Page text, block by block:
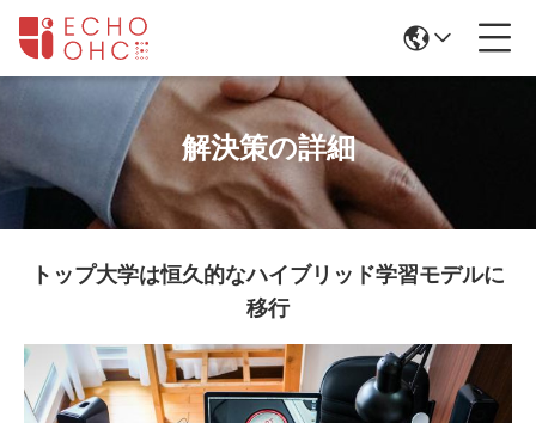
解決策の詳細
トップ大学は恒久的なハイブリッド学習モデルに
移行